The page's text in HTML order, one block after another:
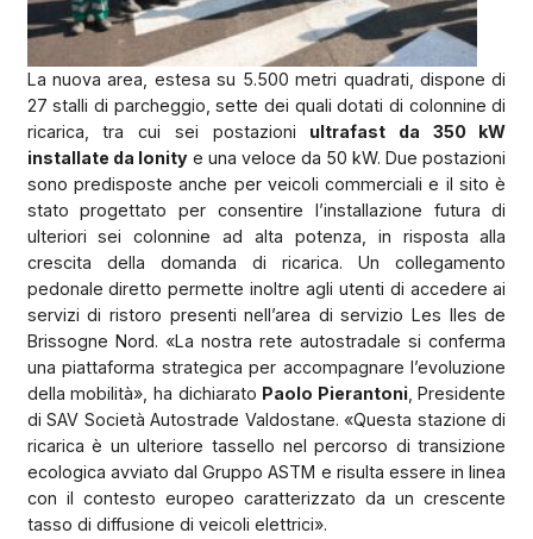
La nuova area, estesa su 5.500 metri quadrati, dispone di
27 stalli di parcheggio, sette dei quali dotati di colonnine di
ricarica, tra cui sei postazioni ultrafast da 350 kW
installate da Ionitye una veloce da 50 kW. Due postazioni
sono predisposte anche per veicoli commerciali e il sito è
stato progettato per consentire l’installazione futura di
ulteriori sei colonnine ad alta potenza, in risposta alla
crescita della domanda di ricarica. Un collegamento
pedonale diretto permette inoltre agli utenti di accedere ai
servizi di ristoro presenti nell’area di servizio Les Iles de
Brissogne Nord. «La nostra rete autostradale si conferma
una piattaforma strategica per accompagnare l’evoluzione
della mobilità», ha dichiarato Paolo Pierantoni, Presidente
di SAV Società Autostrade Valdostane. «Questa stazione di
ricarica è un ulteriore tassello nel percorso di transizione
ecologica avviato dal Gruppo ASTM e risulta essere in linea
con il contesto europeo caratterizzato da un crescente
tasso di diffusione di veicoli elettrici».